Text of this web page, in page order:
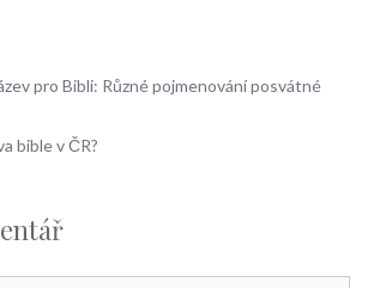
pro Bibli: Různé pojmenování posvátné
bible v ČR?